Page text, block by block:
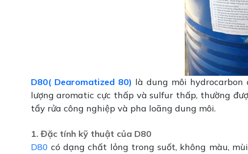
D80( Dearomatized 80) là dung môi
lượng aromatic cực thấp và sulfur thấp, thường
tẩy rửa công nghiệp và pha loãng dung môi.
1. Đặc tính kỹ thuật của D80
D80 có dạng chất lỏng trong suốt, không màu,